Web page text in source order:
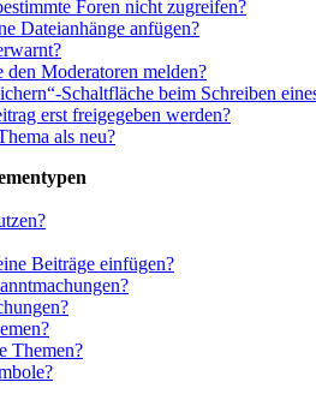
Foren nicht zugreifen?
Dateianhänge anfügen?
Moderatoren melden?
Schaltfläche beim Schreiben
erst freigegeben werden?
als neu?
Beiträge einfügen?
Themen?